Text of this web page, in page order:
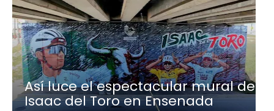
Así luce el espectacular mural de
Isaac del Toro en Ensenada